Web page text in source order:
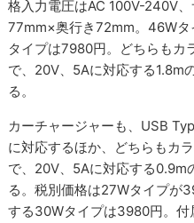
格入力電圧はAC 100V-240V
77mm×奥行き72mm。46W
タイプは7980円。どちらもカ
で、20V、5Aに対応する1.8m
る。
カーチャージャーも、USB
に対応するほか、どちらもカ
で、20V、5Aに対応する0.9m
る。税別価格は27Wタイプが
する30Wタイプは3980円。